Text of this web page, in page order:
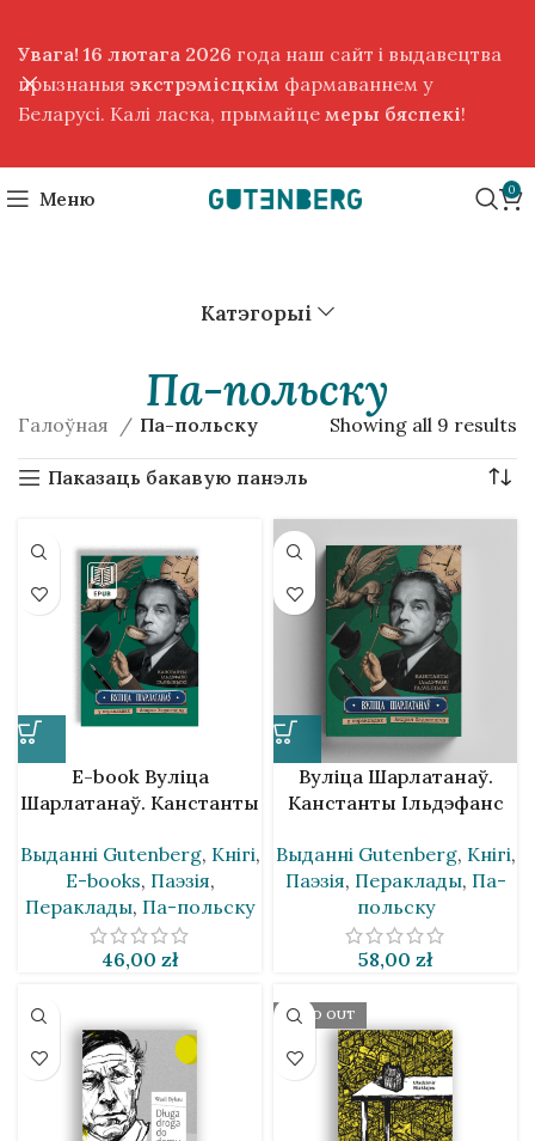
Меню 0
Катэгорыі
Па-польску
Галоўная Па-польску Showing all 9 results
Паказаць бакавую панэль
E-book Вуліца
Шарлатанаў. Канстанты
перакладах Андрэя
Хадановіча
Выданнi Gutenberg, Кнігі,
E-books, Паэзія,
Пераклады, Па-польску
46,00 zł
Вуліца Шарлатанаў.
Канстанты Ільдэфанс
перакладах Андрэя
Хадановіча
Выданнi Gutenberg, Кнігі,
Паэзія, Пераклады, Па-
польску
58,00 zł
SOLD OUT
Увага! 16 лютага 2026 года наш сайт і выдавецтва
прызнаныя экстрэмісцкім фармаваннем у
Беларусі. Калі ласка, прымайце меры бяспекі!